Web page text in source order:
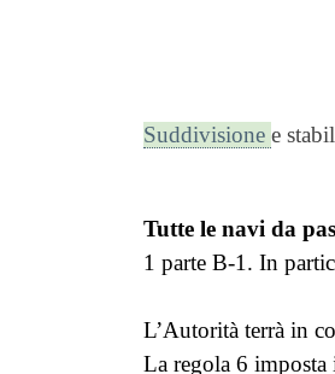
Suddivisionee
Tutte le navi da
1 parte B-1. In
L’Autorità terrà in
La regola 6